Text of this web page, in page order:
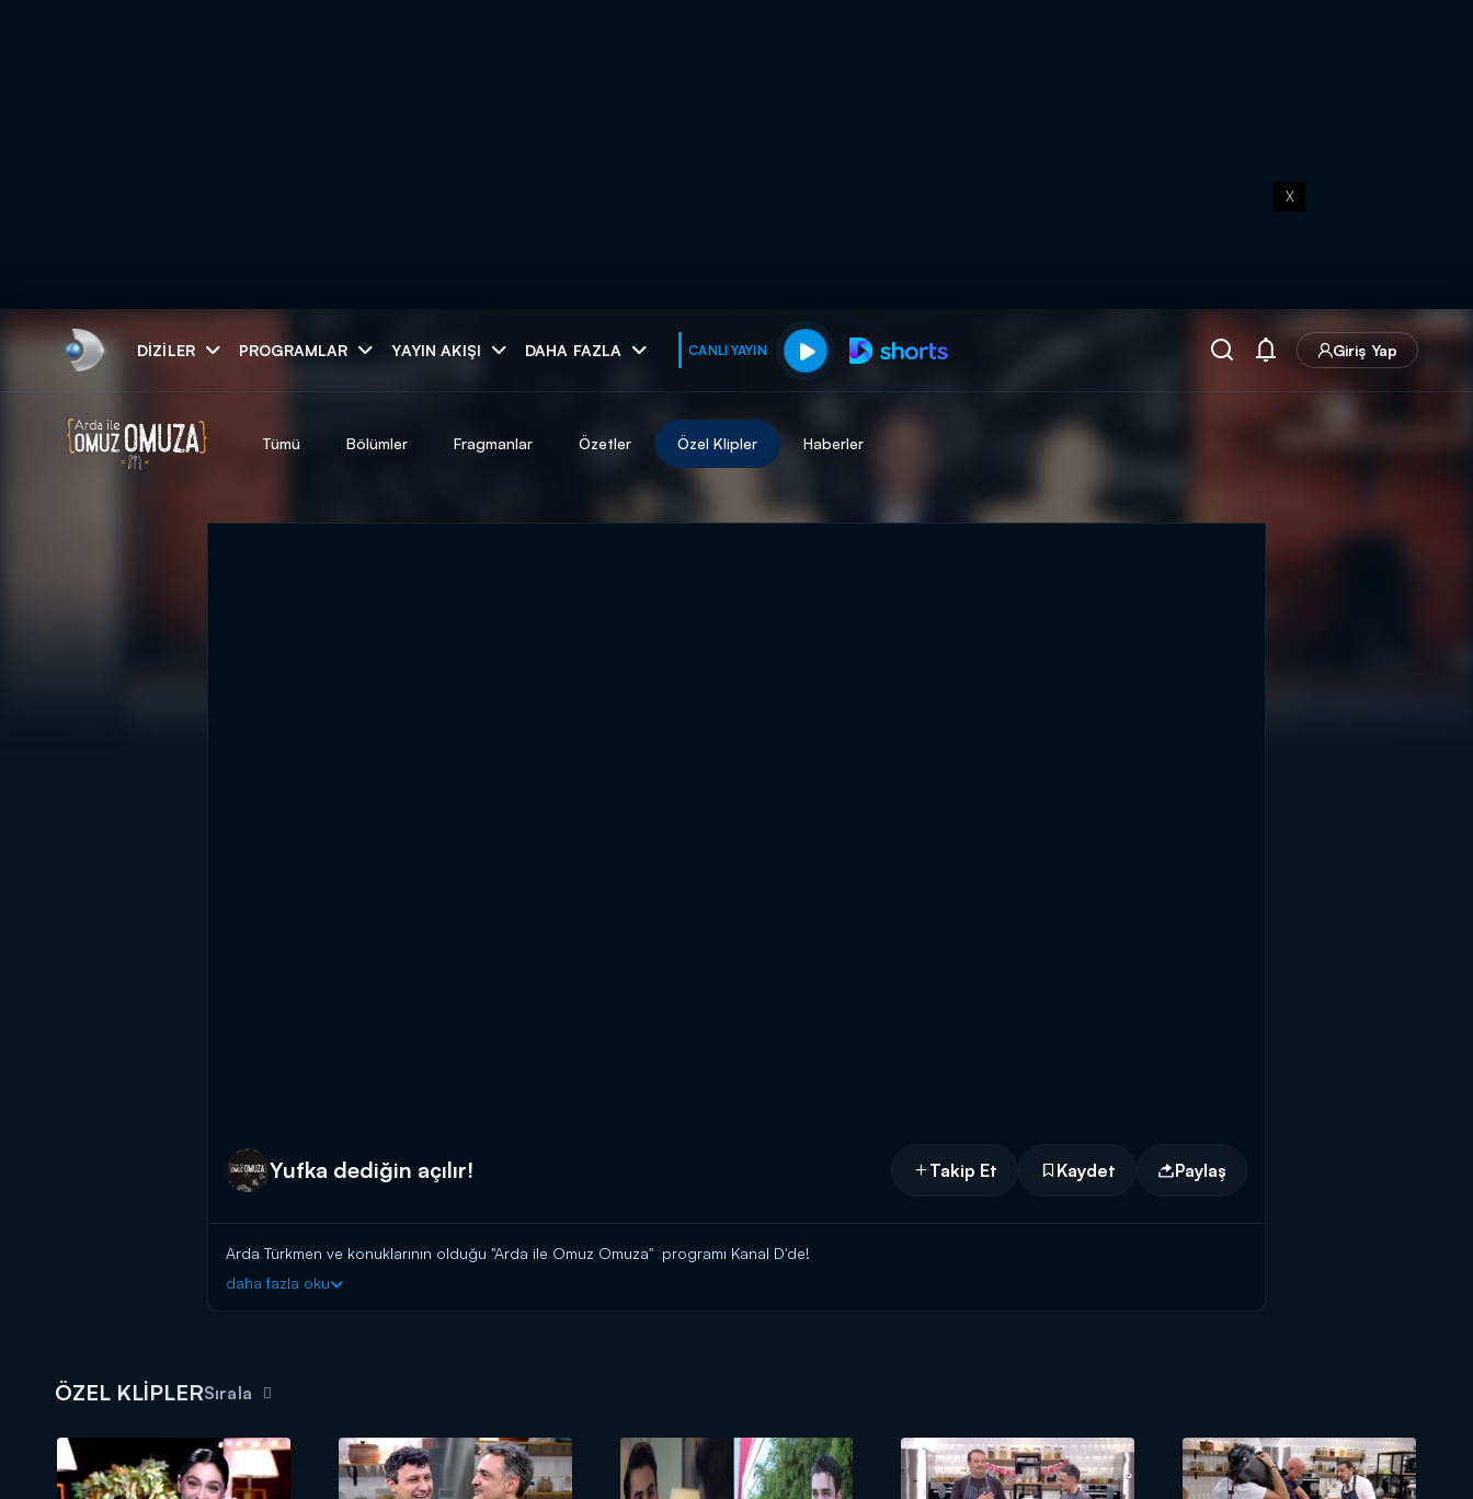
X
DIZILER PROGRAMLAR YAYIN AKIŞI DAHA FAZLA CANLI YAYIN Giriş Yap
muhteşem ikili
Tümü Bölümler Fragmanlar Özetler Özel Klipler Haberler
Yufka dediğin açılır! Takip Et Kaydet Paylaş
Arda Türkmen ve konuklarının olduğu "Arda ile Omuz Omuza" programı Kanal D'de!
daha fazla oku
ÖZEL KLİPLERSırala